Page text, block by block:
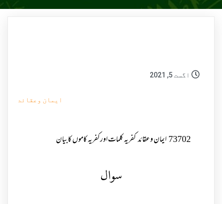
اگست 5, 2021
ایمان وعقائد
73702ایمان وعقائدکفریہ کلمات اور کفریہ کاموں کابیان
سوال